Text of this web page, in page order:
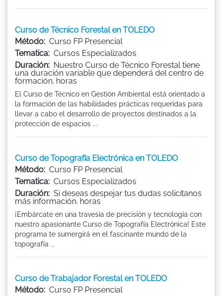
Curso de Técnico Forestal en TOLEDO
Método: Curso FP Presencial
Tematica: Cursos Especializados
Duración: Nuestro Curso de Técnico Forestal tiene
una duración variable que dependerá del centro de
formación. horas
El Curso de Técnico en Gestión Ambiental está orientado a
la formación de las habilidades prácticas requeridas para
llevar a cabo el desarrollo de proyectos destinados a la
protección de espacios ...
Curso de Topografía Electrónica en TOLEDO
Método: Curso FP Presencial
Tematica: Cursos Especializados
Duración: Si deseas despejar tus dudas solicítanos
más información. horas
¡Embárcate en una travesía de precisión y tecnología con
nuestro apasionante Curso de Topografía Electrónica! Este
programa te sumergirá en el fascinante mundo de la
topografía ...
Curso de Trabajador Forestal en TOLEDO
Método: Curso FP Presencial